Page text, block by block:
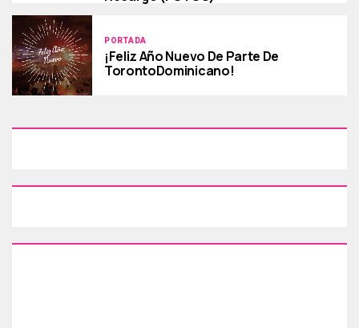
PORTADA
¡Feliz Año Nuevo De Parte De
TorontoDominicano!